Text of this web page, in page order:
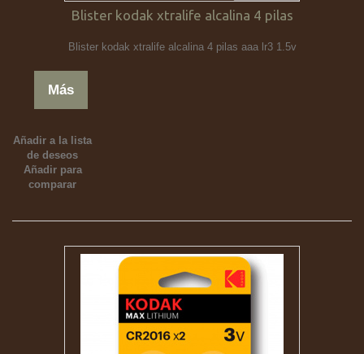
Blister kodak xtralife alcalina 4 pilas
Blister kodak xtralife alcalina 4 pilas aaa lr3 1.5v
Más
Añadir a la lista
de deseos
Añadir para
comparar